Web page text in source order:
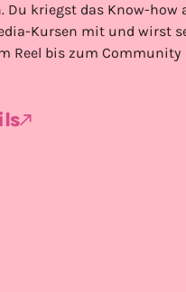
Du kriegst das Know-how
Kursen mit und wirst
Reel bis zum Community